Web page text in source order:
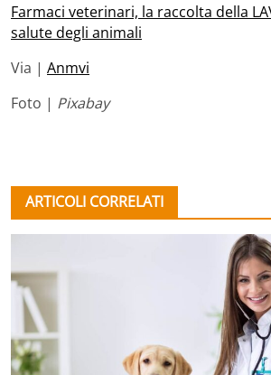
Farmaci veterinari, la raccolta della
salute degli animali
Via | Anmvi
Foto | Pixabay
ARTICOLI CORRELATI